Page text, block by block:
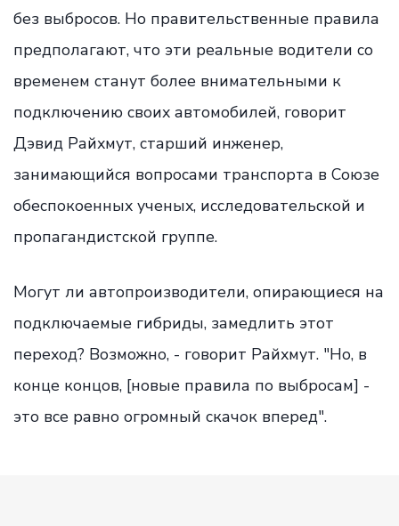
без выбросов. Но правительственные правила
предполагают, что эти реальные водители со
временем станут более внимательными к
подключению своих автомобилей, говорит
Дэвид Райхмут, старший инженер,
занимающийся вопросами транспорта в Союзе
обеспокоенных ученых, исследовательской и
пропагандистской группе.
Могут ли автопроизводители, опирающиеся на
подключаемые гибриды, замедлить этот
переход? Возможно, - говорит Райхмут. "Но, в
конце концов, [новые правила по выбросам] -
это все равно огромный скачок вперед".